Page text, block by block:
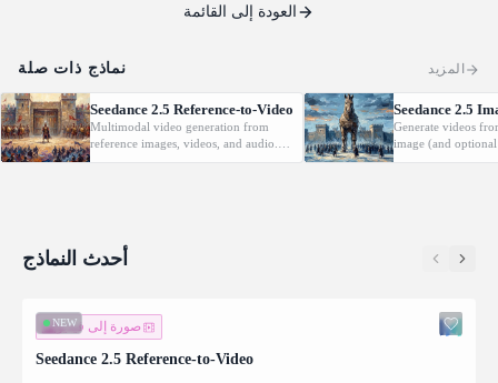
العودة إلى القائمة
نماذج ذات صلة المزيد
Seedance 2.5 Reference-to-Video
Multimodal video generation from
reference images, videos, and audio.
Supports video editing and extension.
Seedance 2.5
Generate videos
image (and
with native audio.
أحدث النماذج
NEW
صورة إلى فيديو
Seedance 2.5 Reference-to-Video